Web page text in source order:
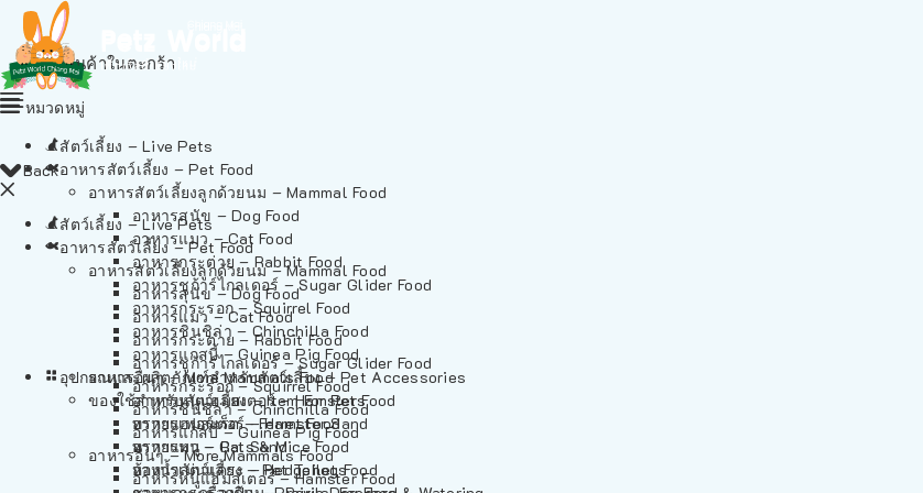
ไม่มีสินค้าในตะกร้า
Back
สัตว์เลี้ยง – Live Pets
อาหารสัตว์เลี้ยง – Pet Food
อาหารสัตว์เลี้ยงลูกด้วยนม – Mammal Food
อาหารสุนัข – Dog Food
อาหารแมว – Cat Food
อาหารกระต่าย – Rabbit Food
อาหารชูก้าร์ไกลเดอร์ – Sugar Glider Food
อาหารกระรอก – Squirrel Food
อาหารชินชิล่า – Chinchilla Food
อาหารแกสบี้ – Guinea Pig Food
อาหารอื่นๆ – More Mammals Food
อาหารหนูแฮมสเตอร์ – Hamster Food
หมวดหมู่
สัตว์เลี้ยง – Live Pets
อาหารสัตว์เลี้ยง – Pet Food
อาหารสัตว์เลี้ยงลูกด้วยนม – Mammal Food
อาหารสุนัข – Dog Food
อาหารแมว – Cat Food
อาหารกระต่าย – Rabbit Food
อาหารชูก้าร์ไกลเดอร์ – Sugar Glider Food
อาหารกระรอก – Squirrel Food
อาหารชินชิล่า – Chinchilla Food
อาหารแกสบี้ – Guinea Pig Food
อาหารอื่นๆ – More Mammals Food
อาหารหนูแฮมสเตอร์ – Hamster Food
อาหารเฟอร์เร็ต – Ferret Food
อาหารหนู – Rats & Mice Food
อาหารเม่นแคระ – Hedgehog Food
อุปกรณและผลิตภัณฑ์สำหรับสัตว์เลี้ยง – Pet Accessories
ของใช้สำหรับสัตว์เลี้ยง – Item For Pets
ทรายแฮมสเตอร์ – Hamster Sand
ทรายแมว – Cat Sand
ห้องน้ำสัตว์เลี้ยง – Pet Toilets